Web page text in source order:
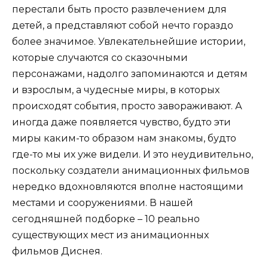
перестали быть просто развлечением для
детей, а представляют собой нечто гораздо
более значимое. Увлекательнейшие истории,
которые случаются со сказочными
персонажами, надолго запоминаются и детям
и взрослым, а чудесные миры, в которых
происходят события, просто завораживают. А
иногда даже появляется чувство, будто эти
миры каким-то образом нам знакомы, будто
где-то мы их уже видели. И это неудивительно,
поскольку создатели анимационных фильмов
нередко вдохновляются вполне настоящими
местами и сооружениями. В нашей
сегодняшней подборке – 10 реально
существующих мест из анимационных
фильмов Диснея.